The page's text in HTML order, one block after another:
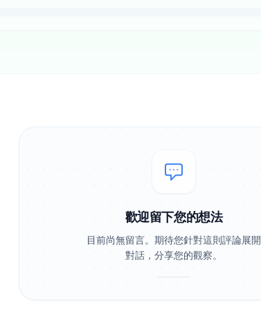
歡迎留下您的想法
目前尚無留言。期待您針對這則評論展開
對話，分享您的觀察。